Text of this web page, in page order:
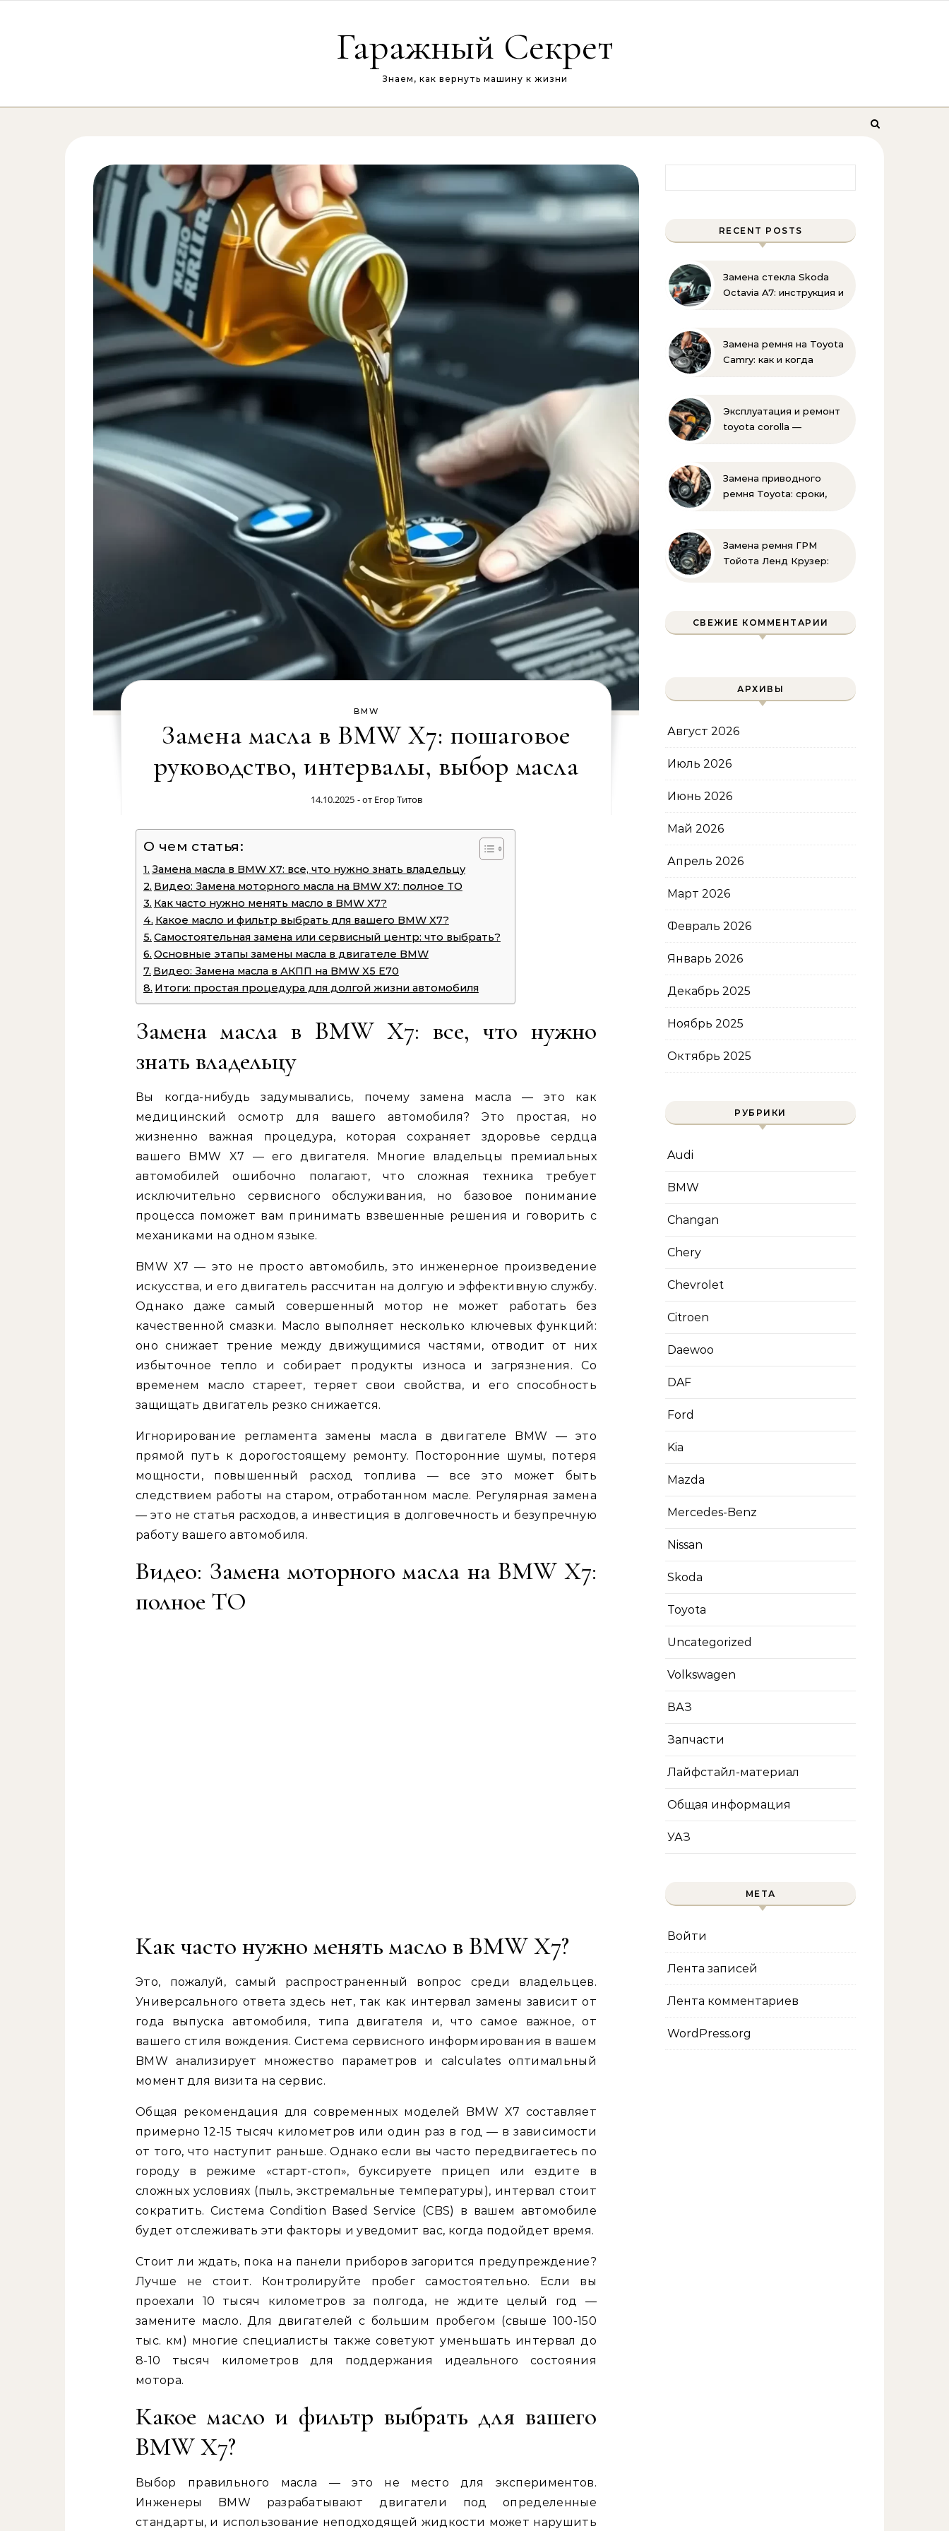
Гаражный Секрет
Знаем, как вернуть машину к жизни
BMW
Замена масла в BMW X7: пошаговое
руководство, интервалы, выбор масла
14.10.2025 - от Егор Титов
О чем статья:
Замена масла в BMW X7: все, что нужно знать владельцу
Видео: Замена моторного масла на BMW X7: полное ТО
Как часто нужно менять масло в BMW X7?
Какое масло и фильтр выбрать для вашего BMW X7?
Самостоятельная замена или сервисный центр: что выбрать?
Основные этапы замены масла в двигателе BMW
Видео: Замена масла в АКПП на BMW X5 E70
Итоги: простая процедура для долгой жизни автомобиля
Замена масла в BMW X7: все, что нужно
знать владельцу
Вы когда-нибудь задумывались, почему замена масла — это как
медицинский осмотр для вашего автомобиля? Это простая, но
жизненно важная процедура, которая сохраняет здоровье сердца
вашего BMW X7 — его двигателя. Многие владельцы премиальных
автомобилей ошибочно полагают, что сложная техника требует
исключительно сервисного обслуживания, но базовое понимание
процесса поможет вам принимать взвешенные решения и говорить с
механиками на одном языке.
BMW X7 — это не просто автомобиль, это инженерное произведение
искусства, и его двигатель рассчитан на долгую и эффективную службу.
Однако даже самый совершенный мотор не может работать без
качественной смазки. Масло выполняет несколько ключевых функций:
оно снижает трение между движущимися частями, отводит от них
избыточное тепло и собирает продукты износа и загрязнения. Со
временем масло стареет, теряет свои свойства, и его способность
защищать двигатель резко снижается.
Игнорирование регламента замены масла в двигателе BMW — это
прямой путь к дорогостоящему ремонту. Посторонние шумы, потеря
мощности, повышенный расход топлива — все это может быть
следствием работы на старом, отработанном масле. Регулярная замена
— это не статья расходов, а инвестиция в долговечность и безупречную
работу вашего автомобиля.
Видео: Замена моторного масла на BMW X7:
полное ТО
Как часто нужно менять масло в BMW X7?
Это, пожалуй, самый распространенный вопрос среди владельцев.
Универсального ответа здесь нет, так как интервал замены зависит от
года выпуска автомобиля, типа двигателя и, что самое важное, от
вашего стиля вождения. Система сервисного информирования в вашем
BMW анализирует множество параметров и calculates оптимальный
момент для визита на сервис.
Общая рекомендация для современных моделей BMW X7 составляет
примерно 12-15 тысяч километров или один раз в год — в зависимости
от того, что наступит раньше. Однако если вы часто передвигаетесь по
городу в режиме «старт-стоп», буксируете прицеп или ездите в
сложных условиях (пыль, экстремальные температуры), интервал стоит
сократить. Система Condition Based Service (CBS) в вашем автомобиле
будет отслеживать эти факторы и уведомит вас, когда подойдет время.
Стоит ли ждать, пока на панели приборов загорится предупреждение?
Лучше не стоит. Контролируйте пробег самостоятельно. Если вы
проехали 10 тысяч километров за полгода, не ждите целый год —
замените масло. Для двигателей с большим пробегом (свыше 100-150
тыс. км) многие специалисты также советуют уменьшать интервал до
8-10 тысяч километров для поддержания идеального состояния
мотора.
Какое масло и фильтр выбрать для вашего
BMW X7?
Выбор правильного масла — это не место для экспериментов.
Инженеры BMW разрабатывают двигатели под определенные
стандарты, и использование неподходящей жидкости может нарушить
RECENT POSTS
Замена стекла Skoda
Octavia A7: инструкция и
Замена ремня на Toyota
Camry: как и когда
Эксплуатация и ремонт
toyota corolla —
Замена приводного
ремня Toyota: сроки,
своими руками
Замена ремня ГРМ
Тойота Ленд Крузер:
СВЕЖИЕ КОММЕНТАРИИ
АРХИВЫ
Август 2026
Июль 2026
Июнь 2026
Май 2026
Апрель 2026
Март 2026
Февраль 2026
Январь 2026
Декабрь 2025
Ноябрь 2025
Октябрь 2025
РУБРИКИ
Audi
BMW
Changan
Chery
Chevrolet
Citroen
Daewoo
DAF
Ford
Kia
Mazda
Mercedes-Benz
Nissan
Skoda
Toyota
Uncategorized
Volkswagen
ВАЗ
Запчасти
Лайфстайл-материал
Общая информация
УАЗ
МЕТА
Войти
Лента записей
Лента комментариев
WordPress.org